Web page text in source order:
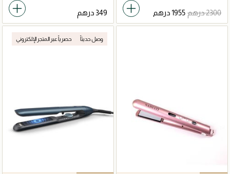
وصل حديثاً حصرياً عبر المتجر الإلكتروني